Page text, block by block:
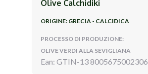
Olive Calchidiki
ORIGINE: GRECIA - CALCIDICA
PROCESSO DI PRODUZIONE:
OLIVE VERDI ALLA SEVIGLIANA
Ean: GTIN-13 8005675002306